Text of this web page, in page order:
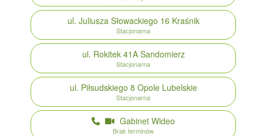
ul. Juliusza Słowackiego 16 Kraśnik
Stacjonarna
ul. Rokitek 41A Sandomierz
Stacjonarna
ul. Piłsudskiego 8 Opole Lubelskie
Stacjonarna
Gabinet Wideo
Brak terminów